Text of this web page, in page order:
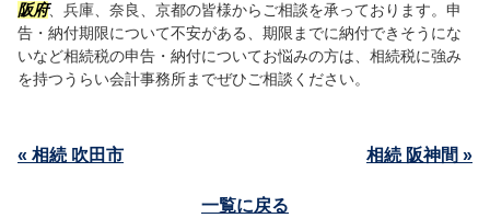
阪府、兵庫、奈良、京都の皆様からご相談を承っております。申
告・納付期限について不安がある、期限までに納付できそうにな
いなど相続税の申告・納付についてお悩みの方は、相続税に強み
を持つうらい会計事務所までぜひご相談ください。
« 相続 吹田市 相続 阪神間 »
一覧に戻る